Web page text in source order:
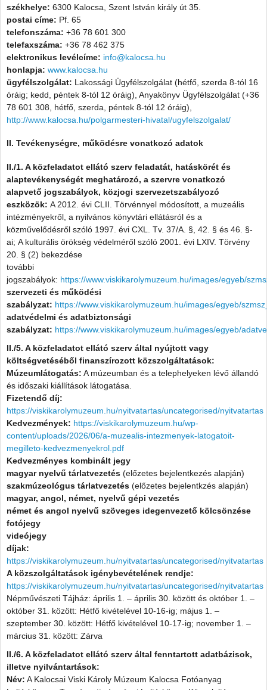
székhelye: 6300 Kalocsa, Szent István király út 35.
postai címe: Pf. 65
telefonszáma: +36 78 601 300
telefaxszáma: +36 78 462 375
elektronikus levélcíme: info@kalocsa.hu
honlapja: www.kalocsa.hu
ügyfélszolgálat: Lakossági Ügyfélszolgálat (hétfő, szerda 8-tól 16
óráig; kedd, péntek 8-tól 12 óráig), Anyakönyv Ügyfélszolgálat (+36
78 601 308, hétfő, szerda, péntek 8-tól 12 óráig),
http://www.kalocsa.hu/polgarmesteri-hivatal/ugyfelszolgalat/
II. Tevékenységre, működésre vonatkozó adatok
II./1. A közfeladatot ellátó szerv feladatát, hatáskörét és
alaptevékenységét meghatározó, a szervre vonatkozó
alapvető jogszabályok, közjogi szervezetszabályozó
eszközök: A 2012. évi CLII. Törvénnyel módosított, a muzeális
intézményekről, a nyilvános könyvtári ellátásról és a
közművelődésről szóló 1997. évi CXL. Tv. 37/A. §, 42. § és 46. §-
ai; A kulturális örökség védelméről szóló 2001. évi LXIV. Törvény
20. § (2) bekezdése
további
jogszabályok: https://www.viskikarolymuzeum.hu/images/egyeb/
szervezeti és működési
szabályzat: https://www.viskikarolymuzeum.hu/images/egyeb/
adatvédelmi és adatbiztonsági
szabályzat: https://www.viskikarolymuzeum.hu/images/egyeb/
II./5. A közfeladatot ellátó szerv által nyújtott vagy
költségvetéséből finanszírozott közszolgáltatások:
Múzeumlátogatás: A múzeumban és a telephelyeken lévő állandó
és időszaki kiállítások látogatása.
Fizetendő díj:
https://viskikarolymuzeum.hu/nyitvatartas/uncategorised/nyitvatartas
Kedvezmények: https://viskikarolymuzeum.hu/wp-
content/uploads/2026/06/a-muzealis-intezmenyek-latogatoit-
megilleto-kedvezmenyekrol.pdf
Kedvezményes kombinált jegy
magyar nyelvű tárlatvezetés (előzetes bejelentkezés alapján)
szakmúzeológus tárlatvezetés (előzetes bejelentkzés alapján)
magyar, angol, német, nyelvű gépi vezetés
német és angol nyelvű szöveges idegenvezető kölcsönzése
fotójegy
videójegy
díjak:
https://viskikarolymuzeum.hu/nyitvatartas/uncategorised/nyitvatartas
A közszolgáltatások igénybevételének rendje:
https://viskikarolymuzeum.hu/nyitvatartas/uncategorised/nyitvatartas
Népművészeti Tájház: április 1. – április 30. között és október 1. –
október 31. között: Hétfő kivételével 10-16-ig; május 1. –
szeptember 30. között: Hétfő kivételével 10-17-ig; november 1. –
március 31. között: Zárva
II./6. A közfeladatot ellátó szerv által fenntartott adatbázisok,
illetve nyilvántartások:
Név: A Kalocsai Viski Károly Múzeum Kalocsa Fotóanyag